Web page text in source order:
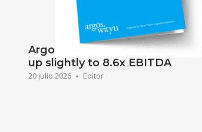
Argos Index Q1 2026: index
up slightly to 8.6x EBITDA
20 julio 2026 Editor